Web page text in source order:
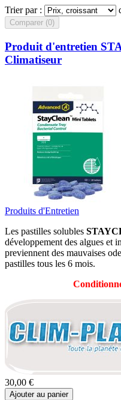
Trier par :
Comparer (0)‎
Produit d'entretien
Climatiseur
Produits d'Entretien
Les pastilles solubles
développement des algues et
previennent des mauvaises
pastilles tous les 6 mois.
30,00 €
Ajouter au panier